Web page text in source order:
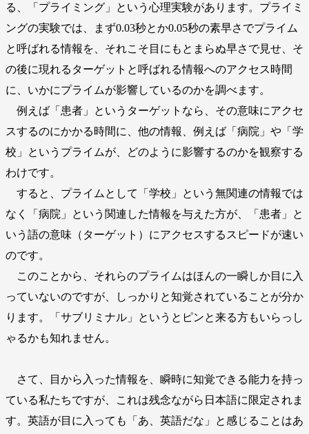
る、「プライミング」という心理実験があります。プライミ
ングの実験では、まず0.03秒とか0.05秒の素早さでプライム
と呼ばれる情報を、それこそ目にもとまらぬ早さで見せ、そ
の後に現れるターゲットと呼ばれる情報へのアクセス時間
に、いかにプライムが影響しているのかを調べます。
例えば「患者」というターゲットなら、その意味にアクセ
スするのにかかる時間に、他の情報、例えば「病院」や「学
校」というプライムが、どのように影響するのかを観察する
わけです。
すると、プライムとして「学校」という無関連の情報では
なく「病院」という関連した情報を与えた方が、「患者」と
いう語の意味（ターゲット）にアクセスするスピードが速い
のです。
このことから、それらのプライムはほんの一瞬しか目に入
っていないのですが、しっかりと知覚されていることが分か
ります。「サブリミナル」というとピンと来る方もいらっし
ゃるかも知れません。
さて、目から入った情報を、瞬時に知覚できる能力を持っ
ている私たちですが、これは残念ながら日本語に限定されま
す。英語が目に入っても「あ、英語だな」と感じることはあ